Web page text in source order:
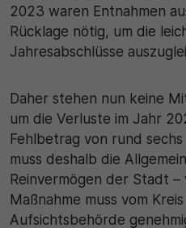
2023 waren Entnahmen
Rücklage nötig, um die
Jahresabschlüsse
Daher stehen nun keine
um die Verluste im Jahr
Fehlbetrag von rund
muss deshalb die
Reinvermögen der Stadt
Maßnahme muss vom
Aufsichtsbehörde